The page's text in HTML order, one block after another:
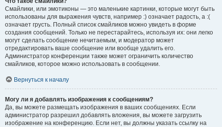
Смайлики, или эмотиконы — это маленькие картинки, которые могут быть
использованы для выражения чувств, например :) означает радость, а :(
означает грусть. Полный список смайликов можно увидеть в форме
создания сообщений. Только не перестарайтесь, используя их: они легко
могут сделать сообщение нечитаемым, и модератор может
отредактировать ваше сообщение или вообще удалить его.
Администратор конференции также может ограничить количество
смайликов, которое можно использовать в сообщении.
Вернуться к началу
Могу ли я добавлять изображения к сообщениям?
Да, вы можете размещать изображения в ваших сообщениях. Если
администратор разрешил добавлять вложения, вы можете загрузить
изображение на конференцию. Если нет, вы должны указать ссылку на